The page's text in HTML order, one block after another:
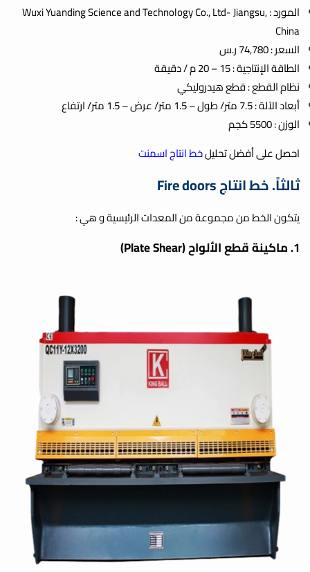
المورد : Wuxi Yuanding Science and Technology Co., Ltd- Jiangsu,
China
السعر : 74,780 ر.س
الطاقة الإنتاجية : 15 – 20 م / دقيقة
نظام القطع : قطع هيدروليكي
أبعاد الآلة : 7.5 متر/ طول – 1.5 متر/ عرض – 1.5 متر/ ارتفاع
الوزن : 5500 كجم
احصل على أفضل تحليلخط انتاج اسمنت
ثالثاً. خط انتاج Fire doors
يتكون الخط من مجموعة من المعدات الرئيسية و هي :
1. ماكينة قطع الألواح (Plate Shear)